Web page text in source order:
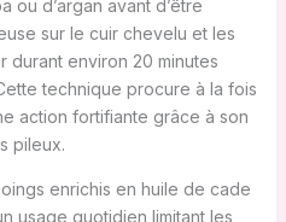
ou d’argan avant d’être
sur le cuir chevelu et les
durant environ 20 minutes
technique procure à la fois
action fortifiante grâce à son
pileux.
enrichis en huile de cade
usage quotidien limitant les